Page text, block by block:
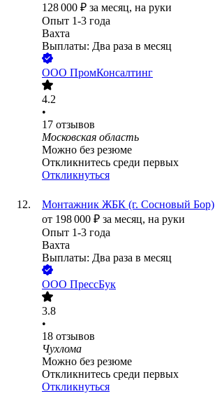
128 000 ₽ за месяц, на руки
Опыт 1-3 года
Вахта
Выплаты: Два раза в месяц
ООО ПромКонсалтинг
4.2
•
17 отзывов
Московская область
Можно без резюме
Откликнитесь среди первых
Откликнуться
Монтажник ЖБК (г. Сосновый Бор)
от 198 000 ₽ за месяц, на руки
Опыт 1-3 года
Вахта
Выплаты: Два раза в месяц
ООО ПрессБук
3.8
•
18 отзывов
Чухлома
Можно без резюме
Откликнитесь среди первых
Откликнуться